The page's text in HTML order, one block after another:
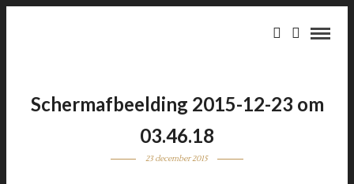
Schermafbeelding 2015-12-23 om
03.46.18
23 december 2015